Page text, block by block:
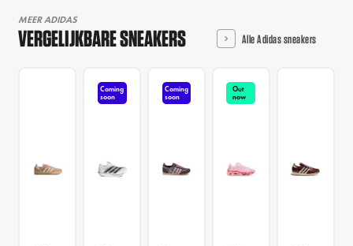
MEER ADIDAS
VERGELIJKBARE SNEAKERS Alle Adidas sneakers
Coming
soon
Coming
soon
Out
now